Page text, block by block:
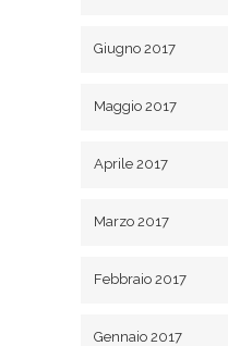
Giugno 2017
Maggio 2017
Aprile 2017
Marzo 2017
Febbraio 2017
Gennaio 2017